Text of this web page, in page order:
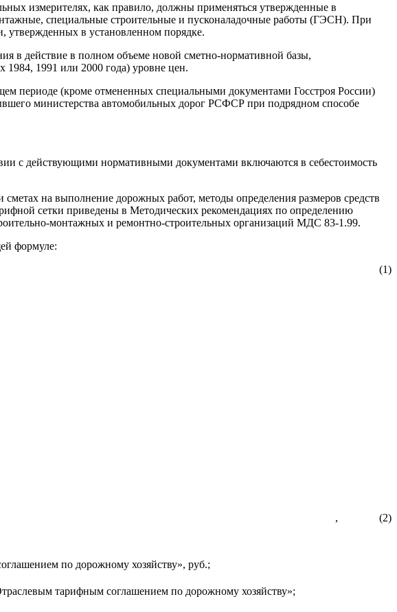
измерителях, как правило, должны применяться утвержденные в
специальные строительные и пусконаладочные работы (ГЭСН). При
утвержденных в установленном порядке.
в действие в полном объеме новой сметно-нормативной базы,
1984, 1991 или 2000 года) уровне цен.
периоде (кроме отмененных специальными документами Госстроя России)
министерства автомобильных дорог РСФСР при подрядном способе
с действующими нормативными документами включаются в себестоимость
на выполнение дорожных работ, методы определения размеров средств
сетки приведены в Методических рекомендациях по определению
монтажных и ремонтно-строительных организаций МДС 83-1.99.
формуле:
(1)
, (2)
по дорожному хозяйству», руб.;
тарифным соглашением по дорожному хозяйству»;